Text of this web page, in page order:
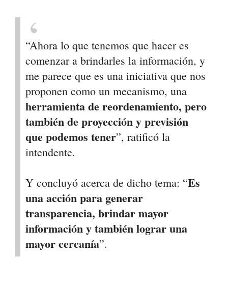
“Ahora lo que tenemos que hacer es
comenzar a brindarles la información, y
me parece que es una iniciativa que nos
proponen como un mecanismo, una
herramienta de reordenamiento, pero
también de proyección y previsión
que podemos tener”, ratificó la
intendente.
Y concluyó acerca de dicho tema: “Es
una acción para generar
transparencia, brindar mayor
información y también lograr una
mayor cercanía”.